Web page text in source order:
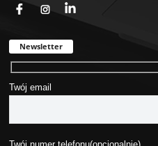
Newsletter
Twój email